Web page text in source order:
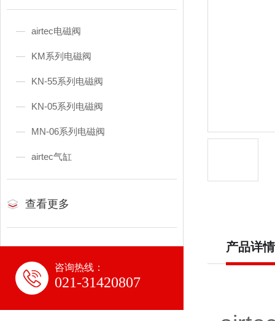
airtec电磁阀
KM系列电磁阀
KN-55系列电磁阀
KN-05系列电磁阀
MN-06系列电磁阀
airtec气缸
查看更多
咨询热线：
021-31420807
产品详情